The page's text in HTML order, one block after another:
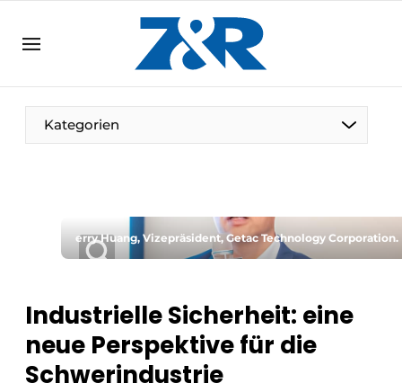
DE EN
DE
Kategorien
erry Huang, Vizepräsident, Getac Technology Corporation.
Industrielle Sicherheit: eine
neue Perspektive für die
Schwerindustrie